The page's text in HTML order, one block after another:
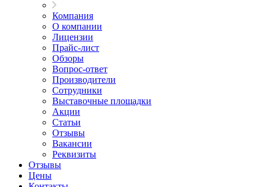
Компания
О компании
Лицензии
Прайс-лист
Обзоры
Вопрос-ответ
Производители
Сотрудники
Выставочные площадки
Акции
Статьи
Отзывы
Вакансии
Реквизиты
Отзывы
Цены